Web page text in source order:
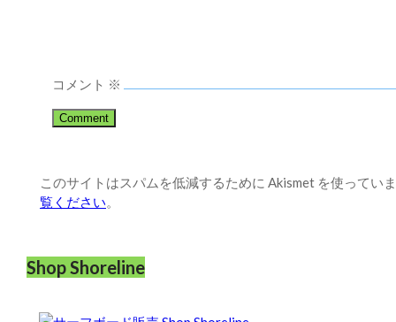
コメント ※
このサイトはスパムを低減するために Akismet を使ってい
覧ください。
Shop Shoreline